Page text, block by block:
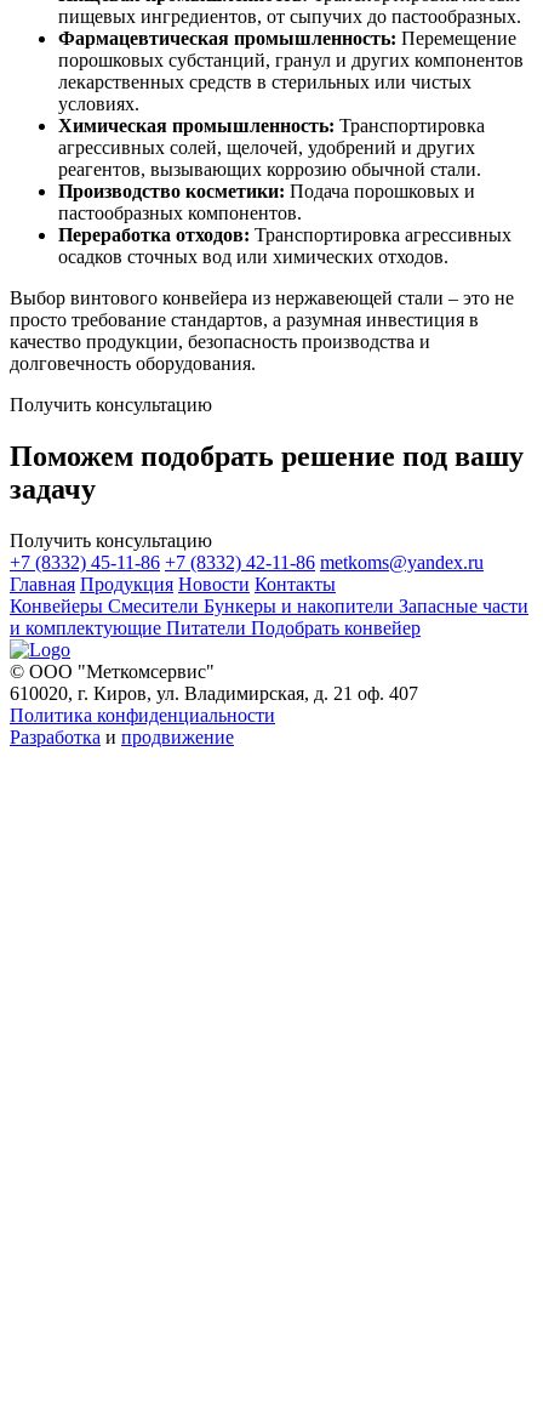
пищевых ингредиентов, от сыпучих до пастообразных.
Фармацевтическая промышленность: Перемещение
порошковых субстанций, гранул и других компонентов
лекарственных средств в стерильных или чистых
условиях.
Химическая промышленность: Транспортировка
агрессивных солей, щелочей, удобрений и других
реагентов, вызывающих коррозию обычной стали.
Производство косметики: Подача порошковых и
пастообразных компонентов.
Переработка отходов: Транспортировка агрессивных
осадков сточных вод или химических отходов.
Выбор винтового конвейера из нержавеющей стали – это не
просто требование стандартов, а разумная инвестиция в
качество продукции, безопасность производства и
долговечность оборудования.
Получить консультацию
Поможем подобрать решение под вашу
задачу
Получить консультацию
+7 (8332) 45-11-86 +7 (8332) 42-11-86 metkoms@yandex.ru
Главная Продукция Новости Контакты
Конвейеры Смесители Бункеры и накопители Запасные части
и комплектующие Питатели Подобрать конвейер
© ООО "Меткомсервис"
610020, г. Киров, ул. Владимирская, д. 21 оф. 407
Политика конфиденциальности
Разработка и продвижение